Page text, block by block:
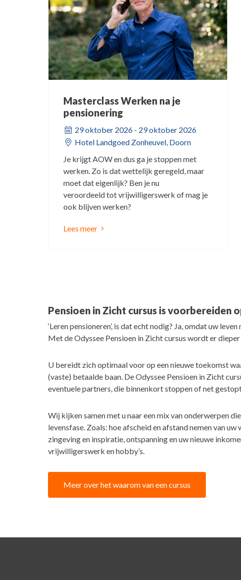
Masterclass Werken na je
pensionering
29 oktober 2026 - 29 oktober 2026
Hotel Landgoed Zonheuvel, Doorn
Je krijgt AOW en dus ga je stoppen met
werken. Zo is dat wettelijk geregeld, maar
moet dat eigenlijk? Ben je nu
veroordeeld tot vrijwilligerswerk of mag je
ook blijven werken?
Lees meer
Pensioen in Zicht cursus is voorbereiden
‘Leren pensioneren’, is dat echt nodig? Ja, omdat uw
Met de Odyssee Pensioen in Zicht cursus wordt er
U bereidt zich optimaal voor op een nieuwe toekomst
(vaste) betaalde baan. De Odyssee Pensioen in Zicht
eventuele partners, die binnenkort stoppen of net
Wij kijken samen met u naar een mix van onderwerpen
levensfase. Zoals: hoe afscheid en afstand nemen van
zingeving en inspiratie, ontspanning en uw nieuwe
vrijwilligerswerk en hobby’s.
Meer over het waarom van een cursus